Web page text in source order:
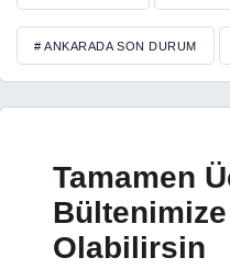
# ANKARADA SON DURUM
Tamamen
Olabilirsin